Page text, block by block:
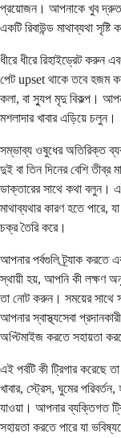
প্রয়োজন। আপনাকে খুব দ্রুত
একটি রিবাউন্ড মাথাব্যথা
ধীরে ধীরে রিহাইড্রেট করুন
পেট upset থাকে তবে হজম
কলা, বা স্যুপ মৃদু বিকল্প।
মশলাদার খাবার এড়িয়ে চলুন।
সম্ভাব্য ওষুধের অতিরিক্ত
দুই বা তিন দিনের বেশি
ডাক্তারের সাথে কথা
মাথাব্যথার কারণ হতে
চক্র তৈরি করে।
আপনার পর্বগুলি ট্র্যাক করতে
স্থায়ী হয়, আপনি কী লক্ষণ
তা নোট করুন। সময়ের সাথে
আপনার স্বাস্থ্যসেবা
অপ্টিমাইজ করতে সহায়তা
এই পর্বটি কী ট্রিগার করেছে
খাবার, স্ট্রেস, ঘুমের
যাওয়া। আপনার ব্যক্তিগত
সহায়তা করতে পারে যা